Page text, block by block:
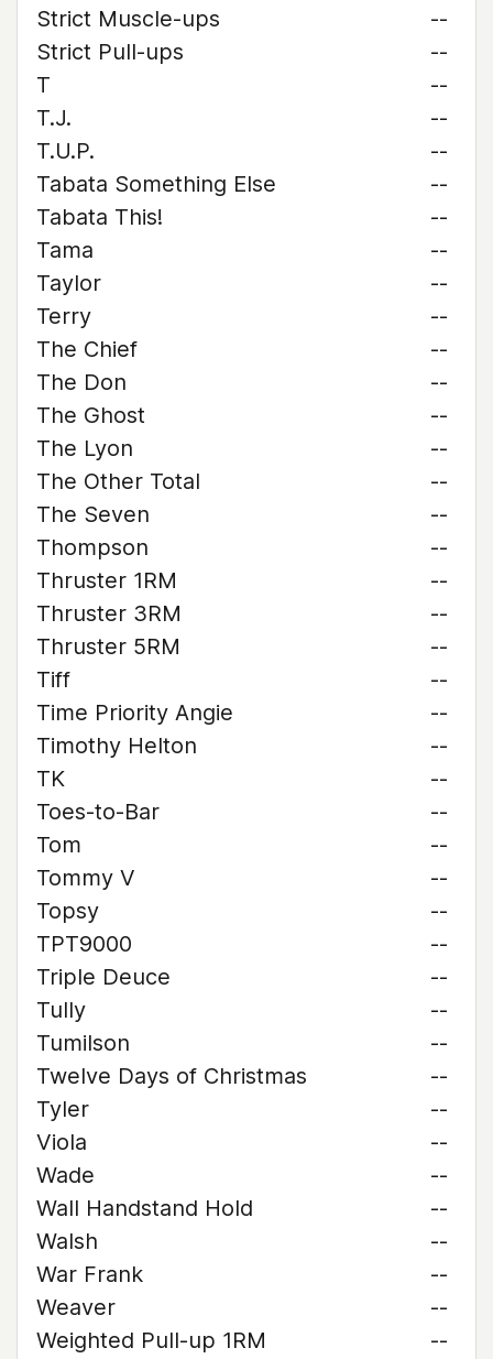
Strict Muscle-ups
--
Strict Pull-ups
--
T
--
T.J.
--
T.U.P.
--
Tabata Something Else
--
Tabata This!
--
Tama
--
Taylor
--
Terry
--
The Chief
--
The Don
--
The Ghost
--
The Lyon
--
The Other Total
--
The Seven
--
Thompson
--
Thruster 1RM
--
Thruster 3RM
--
Thruster 5RM
--
Tiff
--
Time Priority Angie
--
Timothy Helton
--
TK
--
Toes-to-Bar
--
Tom
--
Tommy V
--
Topsy
--
TPT9000
--
Triple Deuce
--
Tully
--
Tumilson
--
Twelve Days of Christmas
--
Tyler
--
Viola
--
Wade
--
Wall Handstand Hold
--
Walsh
--
War Frank
--
Weaver
--
Weighted Pull-up 1RM
--